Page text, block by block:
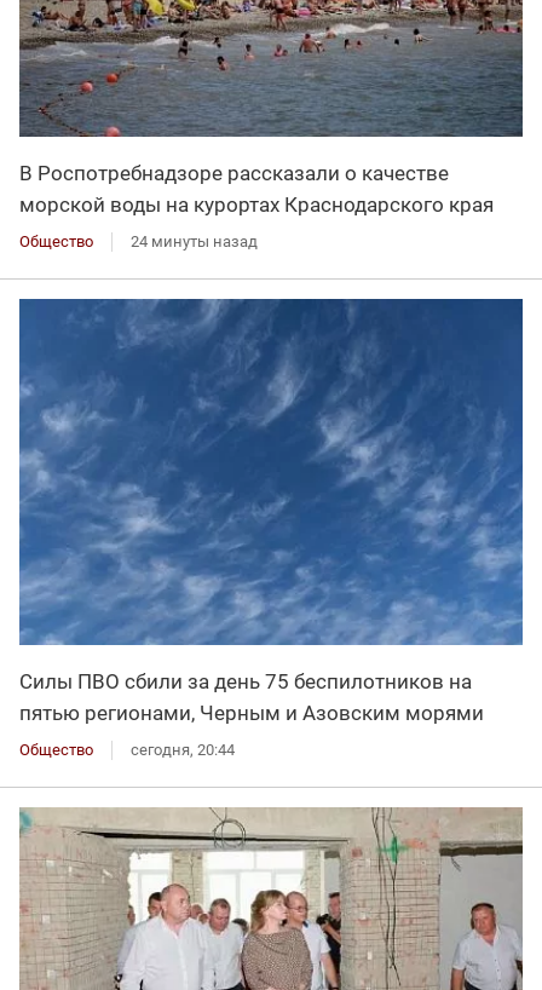
В Роспотребнадзоре рассказали о качестве
морской воды на курортах Краснодарского края
Общество 24 минуты назад
Силы ПВО сбили за день 75 беспилотников на
пятью регионами, Черным и Азовским морями
Общество сегодня, 20:44